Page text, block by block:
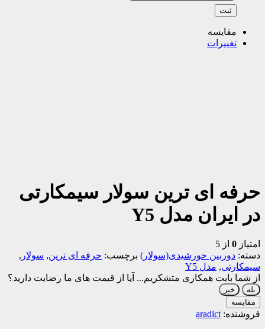
ثبت
مقایسه
تغییرات
حرفه ای ترین سولار سیمکارتی
در ایران مدل Y5
امتیاز 0 از 5
دسته: دوربین خورشیدی(سولار) برچسب: حرفه ای ترین, سولار ,
سیمکارتی, مدل Y5
از شما بابت همکاری متشکریم... آیا از قیمت های ما رضایت دارید؟
بله
خیر
مقایسه
فروشنده: aradict